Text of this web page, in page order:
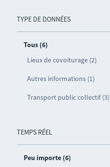
TYPE DE DONNÉES
Tous (6)
Lieux de covoiturage (2)
Autres informations (1)
Transport public collectif (3)
TEMPS RÉEL
Peu importe (6)